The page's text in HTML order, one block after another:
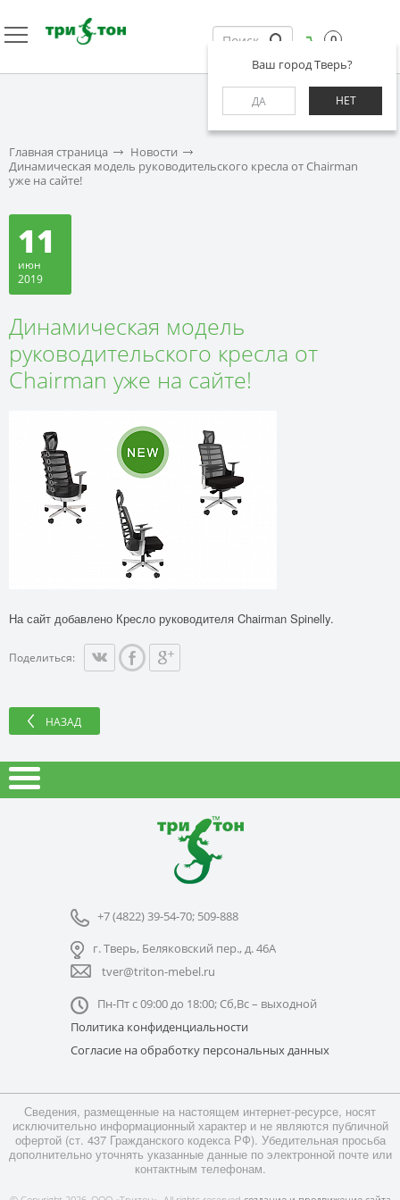
Ваш город Тверь?
ДА НЕТ
0
Главная страница
Новости
Динамическая модель руководительского кресла от Chairman
уже на сайте!
11
июн
2019
Динамическая модель
руководительского кресла от
Chairman уже на сайте!
На сайт добавлено Кресло руководителя Chairman Spinelly.
Поделиться:
НАЗАД
+7 (4822) 39-54-70; 509-888
г. Тверь, Беляковский пер., д. 46А
tver@triton-mebel.ru
Пн-Пт с 09:00 до 18:00; Сб,Вс – выходной
Политика конфиденциальности
Согласие на обработку персональных данных
Сведения, размещенные на настоящем интернет-ресурсе, носят
исключительно информационный характер и не являются публичной
офертой (ст. 437 Гражданского кодекса РФ). Убедительная просьба
дополнительно уточнять указанные данные по электронной почте или
контактным телефонам.